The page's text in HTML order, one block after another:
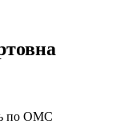
по ОМС